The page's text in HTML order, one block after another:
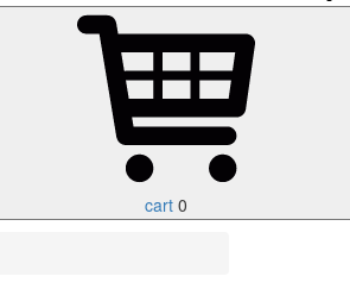
cart 0